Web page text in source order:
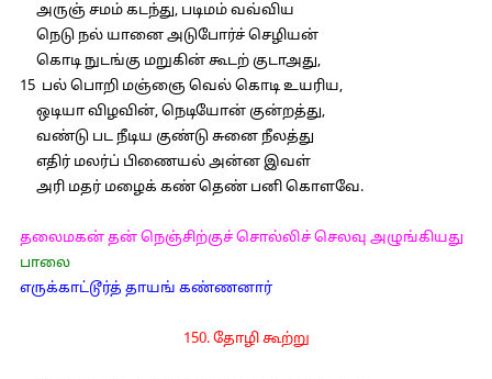
அருஞ் சமம் கடந்து, படிமம் வவ்விய
நெடு நல் யானை அடுபோர்ச் செழியன்
கொடி நுடங்கு மறுகின் கூடற் குடாஅது,
15 பல் பொறி மஞ்ஞை வெல் கொடி உயரிய,
ஒடியா விழவின், நெடியோன் குன்றத்து,
வண்டு பட நீடிய குண்டு சுனை நீலத்து
எதிர் மலர்ப் பிணையல் அன்ன இவள்
அரி மதர் மழைக் கண் தெண் பனி கொளவே.
தலைமகன் தன் நெஞ்சிற்குச் சொல்லிச் செலவு அழுங்கியது
பாலை
எருக்காட்டூர்த் தாயங் கண்ணனார்
150. தோழி கூற்று